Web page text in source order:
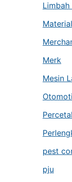
Limbah
Merk
Mesin
pest
pju